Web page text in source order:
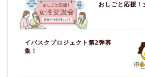
おしごと応援！
イバスクプロジェクト第2弾募
集！